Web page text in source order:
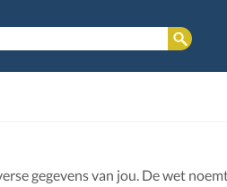
gegevens van jou. De wet